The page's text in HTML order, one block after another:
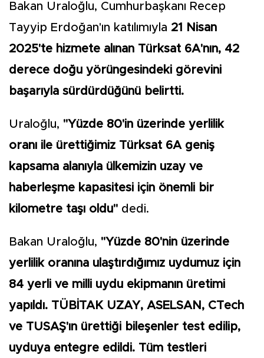
Bakan Uraloğlu, Cumhurbaşkanı Recep
Tayyip Erdoğan'ın katılımıyla 21 Nisan
2025'te hizmete alınan Türksat 6A'nın, 42
derece doğu yörüngesindeki görevini
başarıyla sürdürdüğünü belirtti.
Uraloğlu, "Yüzde 80'in üzerinde yerlilik
oranı ile ürettiğimiz Türksat 6A geniş
kapsama alanıyla ülkemizin uzay ve
haberleşme kapasitesi için önemli bir
kilometre taşı oldu" dedi.
Bakan Uraloğlu, "Yüzde 80'nin üzerinde
yerlilik oranına ulaştırdığımız uydumuz için
84 yerli ve milli uydu ekipmanın üretimi
yapıldı. TÜBİTAK UZAY, ASELSAN, CTech
ve TUSAŞ'ın ürettiği bileşenler test edilip,
uyduya entegre edildi. Tüm testleri